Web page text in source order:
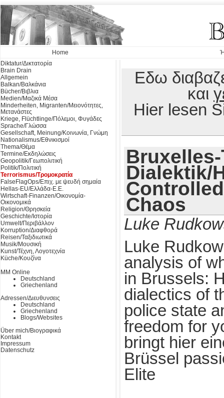
Home
Diktatur/Δικτατορία
Brain Drain
Allgemein
Balkan/Βαλκάνια
Bücher/Βιβλια
Medien/Μαζικά Μέσα
Minderheiten, Migranten/Μειονότητες,
Μετανάστες
Kriege, Flüchtlinge/Πόλεμοι, Φυγάδες
Sprache/Γλώσσα
Gesellschaft, Meinung/Κοινωνία, Γνώμη
Nationalismus/Εθνικισμοί
Thema/Θέμα
Termine/Εκδηλώσεις
Geopolitik/Γεωπολιτική
Politik/Πολιτική
Terrorismus/Τρομοκρατία
FalseFlagOps/Επιχ. με ψευδή σημαία
Hellas-EU/Ελλάδα-Ε.Ε.
Wirtschaft-Finanzen/Οικονομία-
Οικονομικά
Religion/Θρησκεία
Geschichte/Ιστορία
Umwelt/Περιβάλλον
Korruption/Διαφθορά
Reisen/Ταξιδιωτικά
Musik/Μουσική
Kunst/Τέχνη, Λογοτεχνία
Küche/Κουζίνα
MM Online
Deutschland
Griechenland
Adressen/Διευθυνσεις
Deutschland
Griechenland
Blogs/Websites
Über mich/Βιογραφικά
Kontakt
Impressum
Datenschutz
Εδω
και
Hier lesen
Dialektik/
Chaos
Luke
Luke
analysis of
in Brussels:
dialectics of
police state
freedom for
bringt hier
Brüssel
Elite